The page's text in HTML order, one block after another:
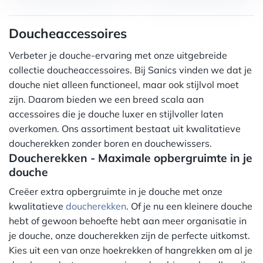
Doucheaccessoires
Verbeter je douche-ervaring met onze uitgebreide
collectie doucheaccessoires. Bij Sanics vinden we dat je
douche niet alleen functioneel, maar ook stijlvol moet
zijn. Daarom bieden we een breed scala aan
accessoires die je douche luxer en stijlvoller laten
overkomen. Ons assortiment bestaat uit kwalitatieve
doucherekken zonder boren en douchewissers.
Doucherekken - Maximale opbergruimte in je
douche
Creëer extra opbergruimte in je douche met onze
kwalitatieve doucherekken. Of je nu een kleinere douche
hebt of gewoon behoefte hebt aan meer organisatie in
je douche, onze doucherekken zijn de perfecte uitkomst.
Kies uit een van onze hoekrekken of hangrekken om al je